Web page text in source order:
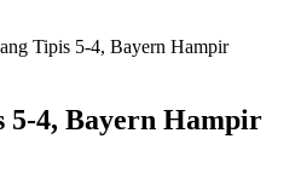
Tipis 5-4, Bayern Hampir
5-4, Bayern Hampir